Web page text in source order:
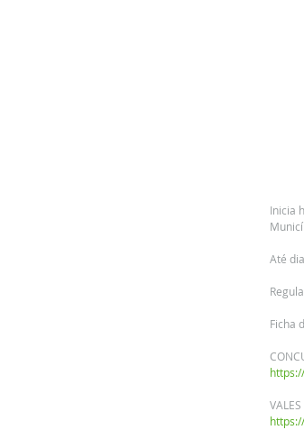
Inicia
Até
Ficha